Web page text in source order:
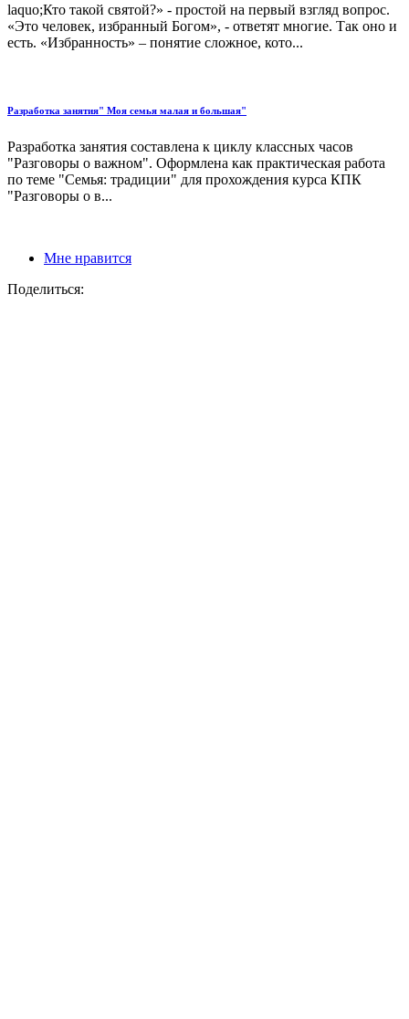
laquo;Кто такой святой?» - простой на первый взгляд вопрос.
«Это человек, избранный Богом», - ответят многие. Так оно и
есть. «Избранность» – понятие сложное, кото...
Разработка занятия" Моя семья малая и большая"
Разработка занятия составлена к циклу классных часов
"Разговоры о важном". Оформлена как практическая работа
по теме "Семья: традиции" для прохождения курса КПК
"Разговоры о в...
Мне нравится
Поделиться: